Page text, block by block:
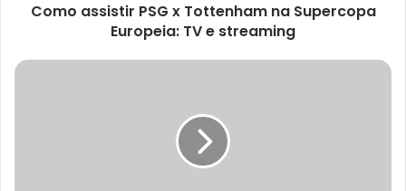
Como assistir PSG x Tottenham na Supercopa
Europeia: TV e streaming